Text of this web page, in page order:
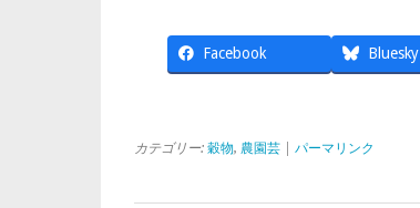
Facebook Bluesky
カテゴリー: 穀物, 農園芸 パーマリンク